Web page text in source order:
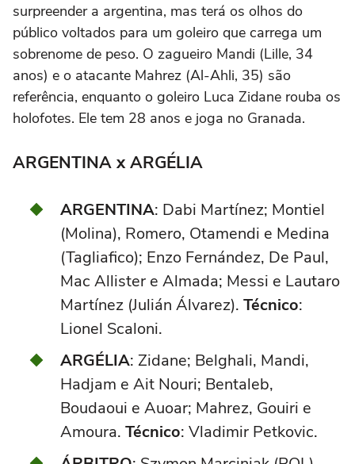
surpreender a argentina, mas terá os olhos do
público voltados para um goleiro que carrega um
sobrenome de peso. O zagueiro Mandi (Lille, 34
anos) e o atacante Mahrez (Al-Ahli, 35) são
referência, enquanto o goleiro Luca Zidane rouba os
holofotes. Ele tem 28 anos e joga no Granada.
ARGENTINA x ARGÉLIA
ARGENTINA: Dabi Martínez; Montiel
(Molina), Romero, Otamendi e Medina
(Tagliafico); Enzo Fernández, De Paul,
Mac Allister e Almada; Messi e Lautaro
Martínez (Julián Álvarez). Técnico:
Lionel Scaloni.
ARGÉLIA: Zidane; Belghali, Mandi,
Hadjam e Ait Nouri; Bentaleb,
Boudaoui e Auoar; Mahrez, Gouiri e
Amoura. Técnico: Vladimir Petkovic.